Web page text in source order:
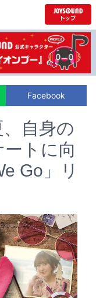
Facebook
自身の
トに向
Go」リ